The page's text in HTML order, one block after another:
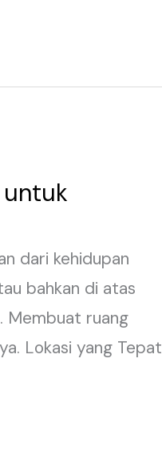
untuk
dari kehidupan
bahkan di atas
Membuat ruang
Lokasi yang Tepat